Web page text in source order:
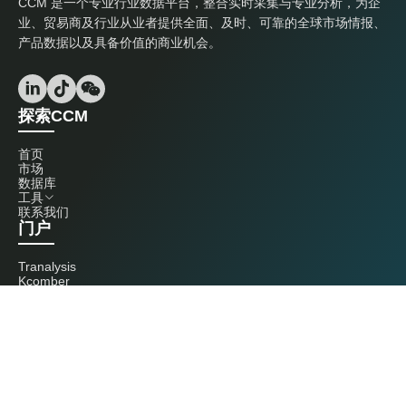
业、贸易商及行业从业者提供全面、及时、可靠的全球市场情报、
产品数据以及具备价值的商业机会。
探索CCM
首页
市场
数据库
工具
联系我们
门户
Tranalysis
Kcomber